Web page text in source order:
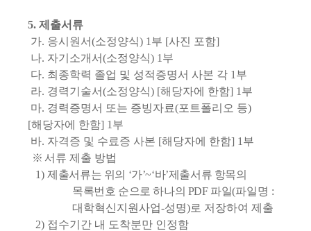
5. 제출서류
가. 응시원서(소정양식) 1 부 [사진 포함]
나. 자기소개서(소정양식) 1 부
다. 최종학력 졸업 및 성적증명서 사본 각 1 부
라. 경력기술서(소정양식) [해당자에 한함] 1 부
마. 경력증명서 또는 증빙자료(포트폴리오 등)
[해당자에 한함] 1 부
바. 자격증 및 수료증 사본 [해당자에 한함] 1 부
※ 서류 제출 방법
1)제출서류는 위의 ‘가’~‘바’제출서류 항목의
목록번호 순으로 하나의 PDF 파일(파일명 :
대학혁신지원사업-성명)로 저장하여 제출
2) 접수기간 내 도착분만 인정함